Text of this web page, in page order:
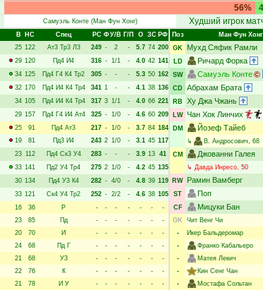
56%
Самуэль Конте (Ман Фун Хонг) Худший игрок
В НC Спец РC ФУ/В Г/П О ЗС РФ
25 122 Ат3 Тр3 Л3 249 - 2 - 5.7 74 200
29 120 Пд4 И4 316 - 1/1 - 4.0 42 141
34 125 Пд4 Г4 К4 Тр2 305 - - - 5.3 50 162
32 170 Пд4 И4 К4 Тр4 341 1 - - 4.1 38 136
34 105 Пд4 И4 К4 Тр4 317 3 1/1 - 4.0 66 221
29 157 Пд4 Г4 И4 Ат4 325 - 1/0 - 4.6 60 209
25 91 Пд4 Ат3 217 - 1/0 - 3.7 84 184
19 81 Пд3 И4 243 2 1/0 - 3.1 45 117
23 112 Пд4 Ск3 У4 283 - - - 3.9 13 41
33 141 Пд2 У4 Тр4 275 2 1/0 - 4.2 45 135
30 134 Пд4 У3 К4 282 - 4/0 - 4.8 39 119
33 121 Ск4 У4 Тр2 252 - 2/2 - 4.6 38 105
16 36 Р - - - - - -
-
23 85 Пд - - - - - -
-
20 70 И - - - - - -
-
24 68 Пд Г - - - - - -
-
21 68 У3 - - - - - -
-
22 76 К - - - - - -
-
21 78 И У - - - - - -
-
Поз Ман Фун Хонг
GK
Мухд Сяфик Рамли
LD
Ричард Форка
SW
Самуэль Конте
CD
Абрахам Брата
RB
Ху Джа Чжань
LW Чан Хок Линчих
DM
Йозеф Тайеб
↳
В. Андросович, 68
CM
Джованни Галея
↳ Давда Инресо, 50
RW Рамин Вамберг
ST
Поп
CF
Мицуки Бан
GK
Чит Венг Чи
-
Икер Бальдеромар
-
Франко Кабальеро
-
Матея Лекич
-
Кин Сенг Чан
-
Мостафа Сольтан